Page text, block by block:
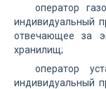
оператор
индивидуальный
отвечающее за
хранилищ;
оператор
индивидуальный